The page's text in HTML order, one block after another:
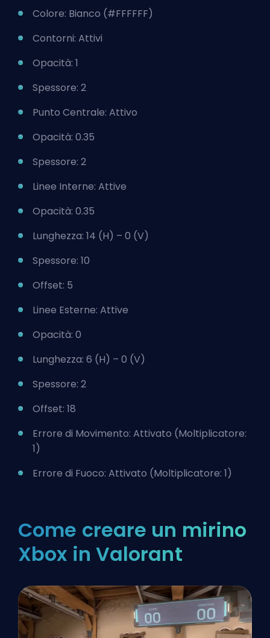
Colore: Bianco (#FFFFFF)
Contorni: Attivi
Opacità: 1
Spessore: 2
Punto Centrale: Attivo
Opacità: 0.35
Spessore: 2
Linee Interne: Attive
Opacità: 0.35
Lunghezza: 14 (H) – 0 (V)
Spessore: 10
Offset: 5
Linee Esterne: Attive
Opacità: 0
Lunghezza: 6 (H) – 0 (V)
Spessore: 2
Offset: 18
Errore di Movimento: Attivato (Moltiplicatore:
1)
Errore di Fuoco: Attivato (Moltiplicatore: 1)
Come creare un mirino
Xbox in Valorant